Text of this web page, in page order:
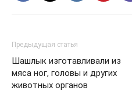
Предыдущая статья
Шашлык изготавливали из
мяса ног, головы и других
животных органов